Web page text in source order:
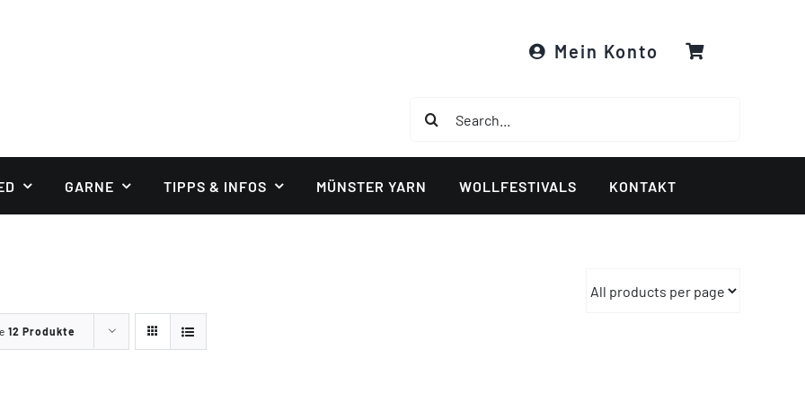
Mein Konto
GARNE TIPPS & INFOS MÜNSTER YARN WOLLFESTIVALS KONTAKT
12 Produkte